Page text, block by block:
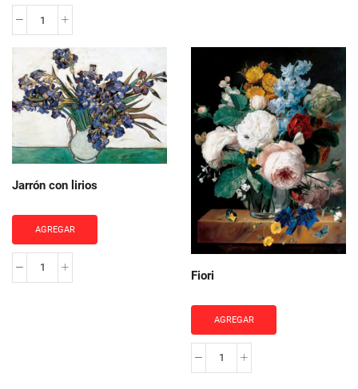
Garofani
selvatici
cantidad
Jarrón con lirios
AGREGAR
Jarrón
Fiori
AGREGAR
Fiori